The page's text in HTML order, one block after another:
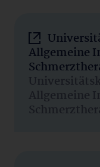
Allgemeine
Allgemeine